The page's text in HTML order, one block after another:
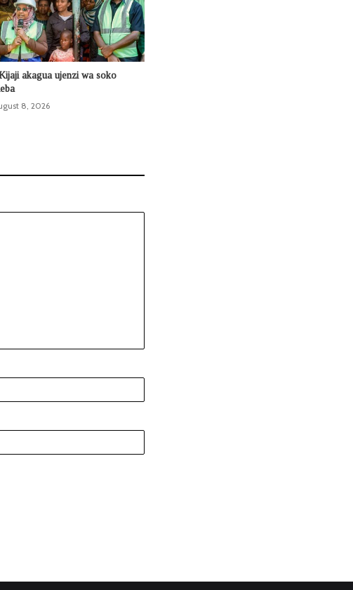
akagua ujenzi wa soko
8, 2026